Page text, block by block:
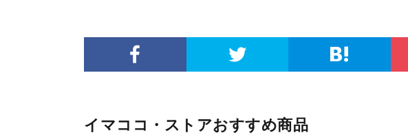
イマココ・ストアおすすめ商品